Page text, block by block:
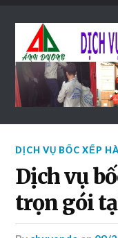
DỊCH VỤ BỐC XẾP
Dịch vụ
trọn gói